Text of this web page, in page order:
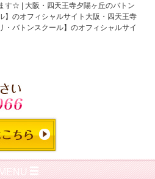
す☆ | 大阪・四天王寺夕陽ヶ丘のバトン
】のオフィシャルサイト大阪・四天王寺
・バトンスクール】のオフィシャルサイ